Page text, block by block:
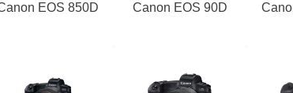
EOS 850D
Canon EOS 90D